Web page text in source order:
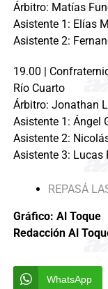
Árbitro: Matías
Asistente 1: Elías
Asistente 2:
19.00 |
Río Cuarto
Árbitro: Jonathan
Asistente 1: Ángel
Asistente 2:
Asistente 3: Lucas
REPASÁ
Gráfico: Al Toque
Redacción Al
WhatsApp